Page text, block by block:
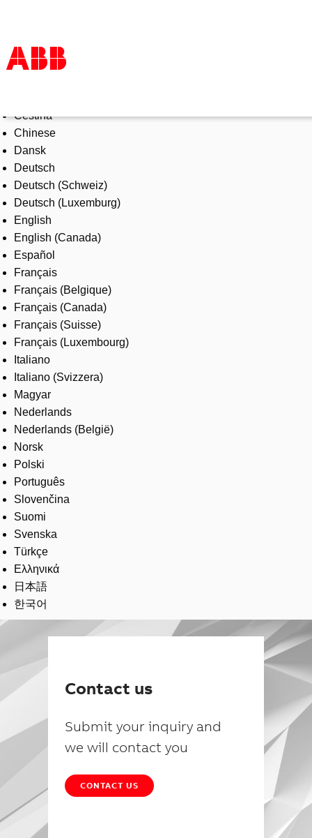
Products & Solutions
Industries
Services
About us
Where to buy
Contact us
Careers
Čeština
Chinese
Dansk
Deutsch
Deutsch (Schweiz)
Deutsch (Luxemburg)
English
English (Canada)
Español
Français
Français (Belgique)
Français (Canada)
Français (Suisse)
Français (Luxembourg)
Italiano
Italiano (Svizzera)
Magyar
Nederlands
Nederlands (België)
Norsk
Polski
Português
Slovenčina
Suomi
Svenska
Türkçe
Ελληνικά
日本語
한국어
Contact us
Submit your inquiry and
we will contact you
CONTACT US